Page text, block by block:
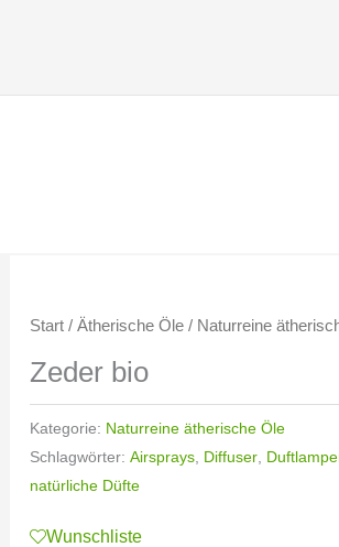
Start/ Ätherische Öle/ Naturreine
Zeder bio
Kategorie: Naturreine ätherische Öle
Schlagwörter: Airsprays, Diffuser,
natürliche Düfte
Wunschliste